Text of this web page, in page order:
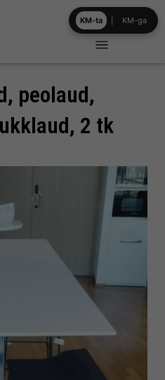
peolaud,
2 tk
KM-ta KM-ga